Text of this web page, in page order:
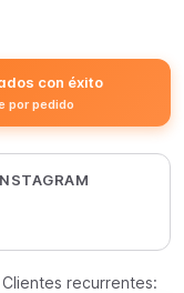
con éxito
por pedido
recurrentes: